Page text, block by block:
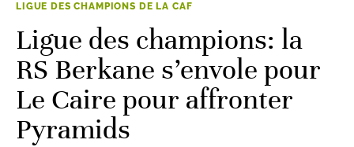
LIGUE DES CHAMPIONS DE LA CAF
Ligue des champions: la
RS Berkane s’envole pour
Le Caire pour affronter
Pyramids